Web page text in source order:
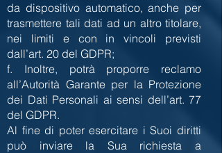
da dispositivo automatico, anche per
trasmettere tali dati ad un altro titolare,
nei limiti e con in vincoli previsti
dall’art. 20 del GDPR;
f. Inoltre, potrà proporre reclamo
all’Autorità Garante per la Protezione
dei Dati Personali ai sensi dell’art. 77
del GDPR.
Al fine di poter esercitare i Suoi diritti
può inviare la Sua richiesta a